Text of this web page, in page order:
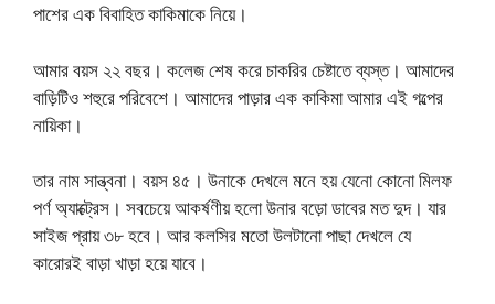
পাশের এক বিবাহিত কাকিমাকে নিয়ে।
আমার বয়স ২২ বছর। কলেজ শেষ করে চাকরির চেষ্টাতে ব্যস্ত। আমাদের
বাড়িটিও শহুরে পরিবেশে। আমাদের পাড়ার এক কাকিমা আমার এই গল্পের
নায়িকা।
তার নাম সান্ত্বনা। বয়স ৪৫। উনাকে দেখলে মনে হয় যেনো কোনো মিলফ
পর্ণ অ্যাক্ট্রেস। সবচেয়ে আকর্ষণীয় হলো উনার বড়ো ডাবের মত দুদ। যার
সাইজ প্রায় ৩৮ হবে। আর কলসির মতো উলটানো পাছা দেখলে যে
কারোরই বাড়া খাড়া হয়ে যাবে।